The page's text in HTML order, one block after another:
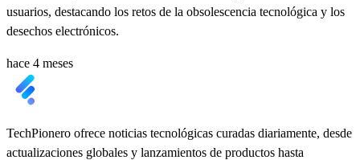
usuarios, destacando los retos de la obsolescencia tecnológica y los
desechos electrónicos.
hace 4 meses
TechPionero ofrece noticias tecnológicas curadas diariamente, desde
actualizaciones globales y lanzamientos de productos hasta